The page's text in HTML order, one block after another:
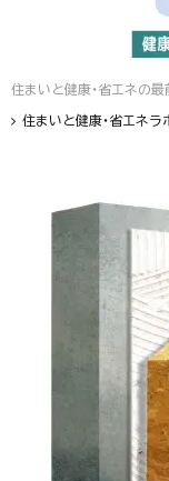
住まいと健康・省エネの
住まいと健康・省エネラ